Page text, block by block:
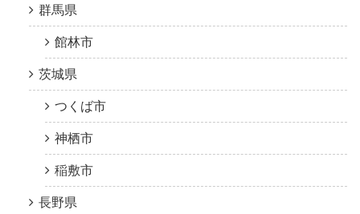
群馬県
館林市
茨城県
つくば市
神栖市
稲敷市
長野県